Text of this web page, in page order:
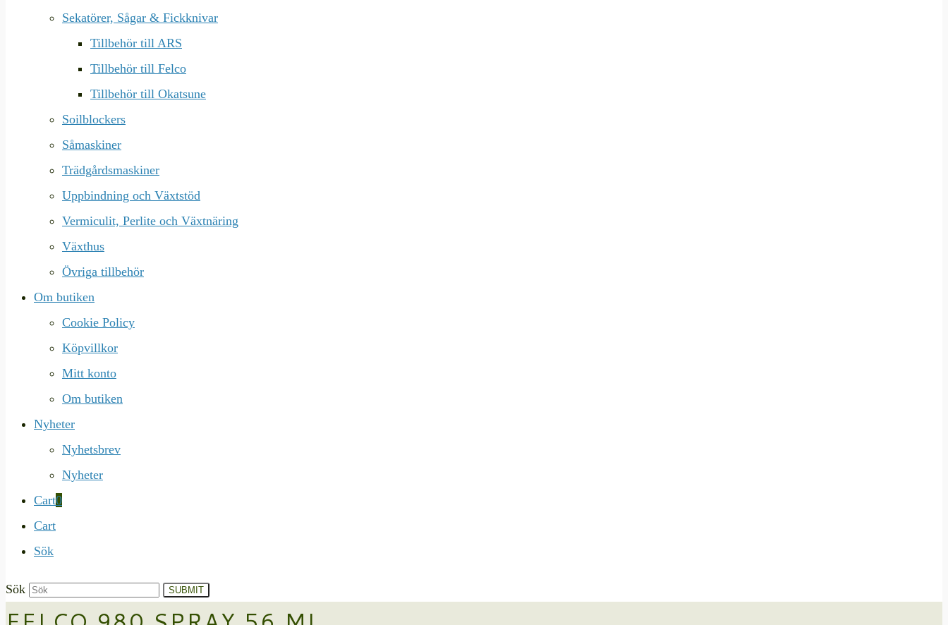
Sekatörer, Sågar & Fickknivar
Tillbehör till ARS
Tillbehör till Felco
Tillbehör till Okatsune
Soilblockers
Såmaskiner
Trädgårdsmaskiner
Uppbindning och Växtstöd
Vermiculit, Perlite och Växtnäring
Växthus
Övriga tillbehör
Om butiken
Cookie Policy
Köpvillkor
Mitt konto
Om butiken
Nyheter
Nyhetsbrev
Nyheter
Cart0
Cart
Sök
Sök SUBMIT